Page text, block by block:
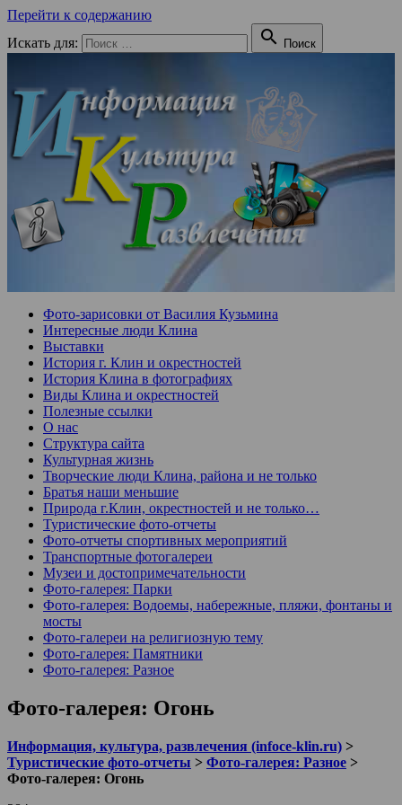
Перейти к содержанию
Искать для:
 Поиск
Фото-зарисовки от Василия Кузьмина
Интересные люди Клина
Выставки
История г. Клин и окрестностей
История Клина в фотографиях
Виды Клина и окрестностей
Полезные ссылки
О нас
Структура сайта
Культурная жизнь
Творческие люди Клина, района и не только
Братья наши меньшие
Природа г.Клин, окрестностей и не только…
Туристические фото-отчеты
Фото-отчеты спортивных мероприятий
Транспортные фотогалереи
Музеи и достопримечательности
Фото-галерея: Парки
Фото-галерея: Водоемы, набережные, пляжи, фонтаны и
мосты
Фото-галереи на религиозную тему
Фото-галерея: Памятники
Фото-галерея: Разное
Фото-галерея: Огонь
Информация, культура, развлечения (infoce-klin.ru) >
Туристические фото-отчеты > Фото-галерея: Разное >
Фото-галерея: Огонь